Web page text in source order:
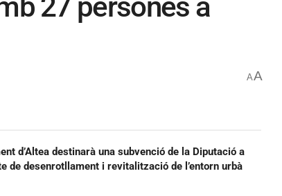
AA
d’Altea destinarà una subvenció de la Diputació a
de desenrotllament i revitalització de l’entorn urbà